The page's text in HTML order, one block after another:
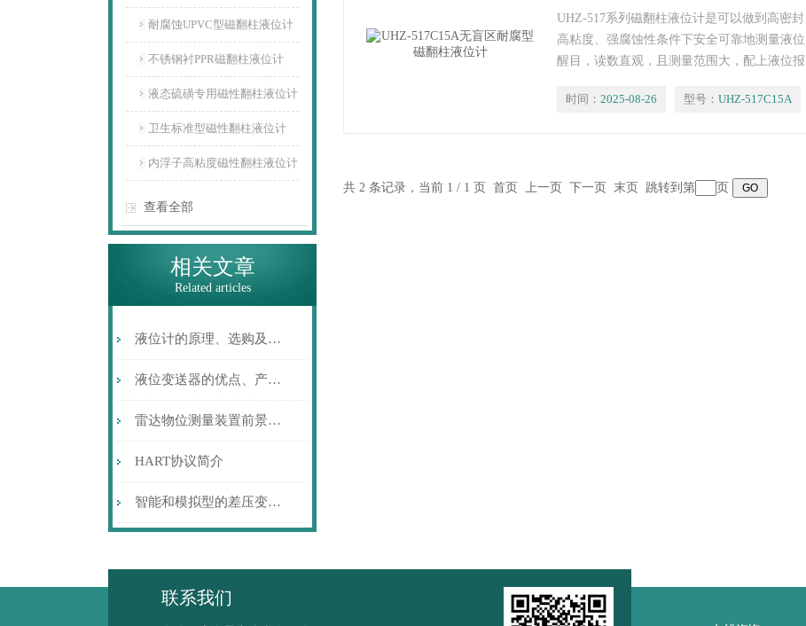
耐腐蚀UPVC型磁翻柱液位计
不锈钢衬PPR磁翻柱液位计
液态硫磺专用磁性翻柱液位计
卫生标准型磁性翻柱液位计
内浮子高粘度磁性翻柱液位计
查看全部
相关文章
Related articles
液位计的原理、选购及使用简介
液位变送器的优点、产品特点及其应用
雷达物位测量装置前景广阔
HART协议简介
智能和模拟型的差压变送器各自的特点
UHZ-517系列磁翻柱液位计是可以做到高密
高粘度、强腐蚀性条件下安全可靠地测量液
醒目，读数直观，且测量范围大，配上液位
信号转换成二线制4～20mADC标准信号，实
时间： 2025-08-26 型号： UHZ-517C15A
共 2 条记录，当前 1 / 1 页 首页 上一页 下一页 末页 跳转到第 页
联系我们